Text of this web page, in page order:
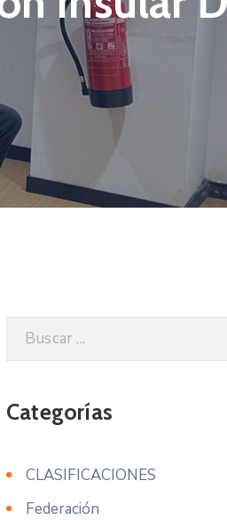
Categorías
CLASIFICACIONES
Federación